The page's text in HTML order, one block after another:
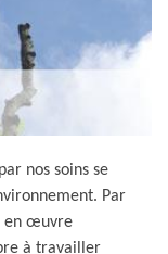
nos soins se
Par
en œuvre
à travailler